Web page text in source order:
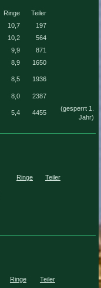
Ringe
Teiler
10,7
197
10,2
564
9,9
871
8,9 1650
8,5 1936
8,0 2387
5,4 4455
(gesperrt 1.
Jahr)
Ringe Teiler
Ringe Teiler